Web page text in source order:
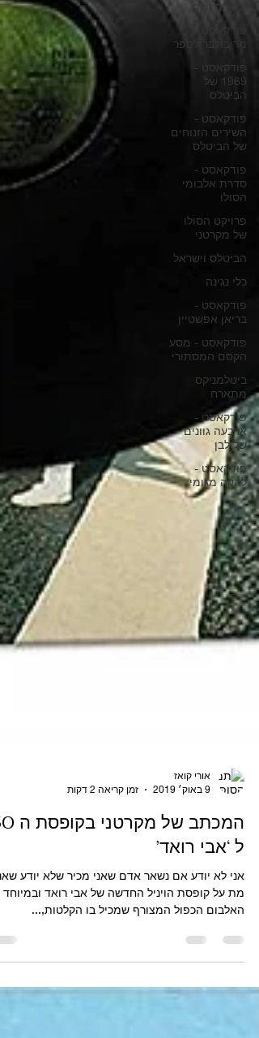
ימי הביטלס
פודקאסט -
מריבולבר לפפר
פודקאסט -
1969 של
הביטלס
פודקאסט -
השירים הזנוחים
של הביטלס
פודקאסט -
סדרת אלבומי
הסולו
פרויקט הסולו
של מקרטני
הביטלס וישראל
כלי נגינה
פודקאסט -
בריאן אפשטיין
פודקאסט - מסע
הקסם המסתורי
ביטלמניקס
מתארח
פודקאסט -
ארבעה גוונים
של לבן
פודקאסט -
להקה מגומי
אורי קואז
ל ‘אבי רואד’
אני לא יודע אם נשאר אדם שאני מכיר שלא יודע
מת על קופסת הויניל החדשה של אבי רואד ובמיוחד